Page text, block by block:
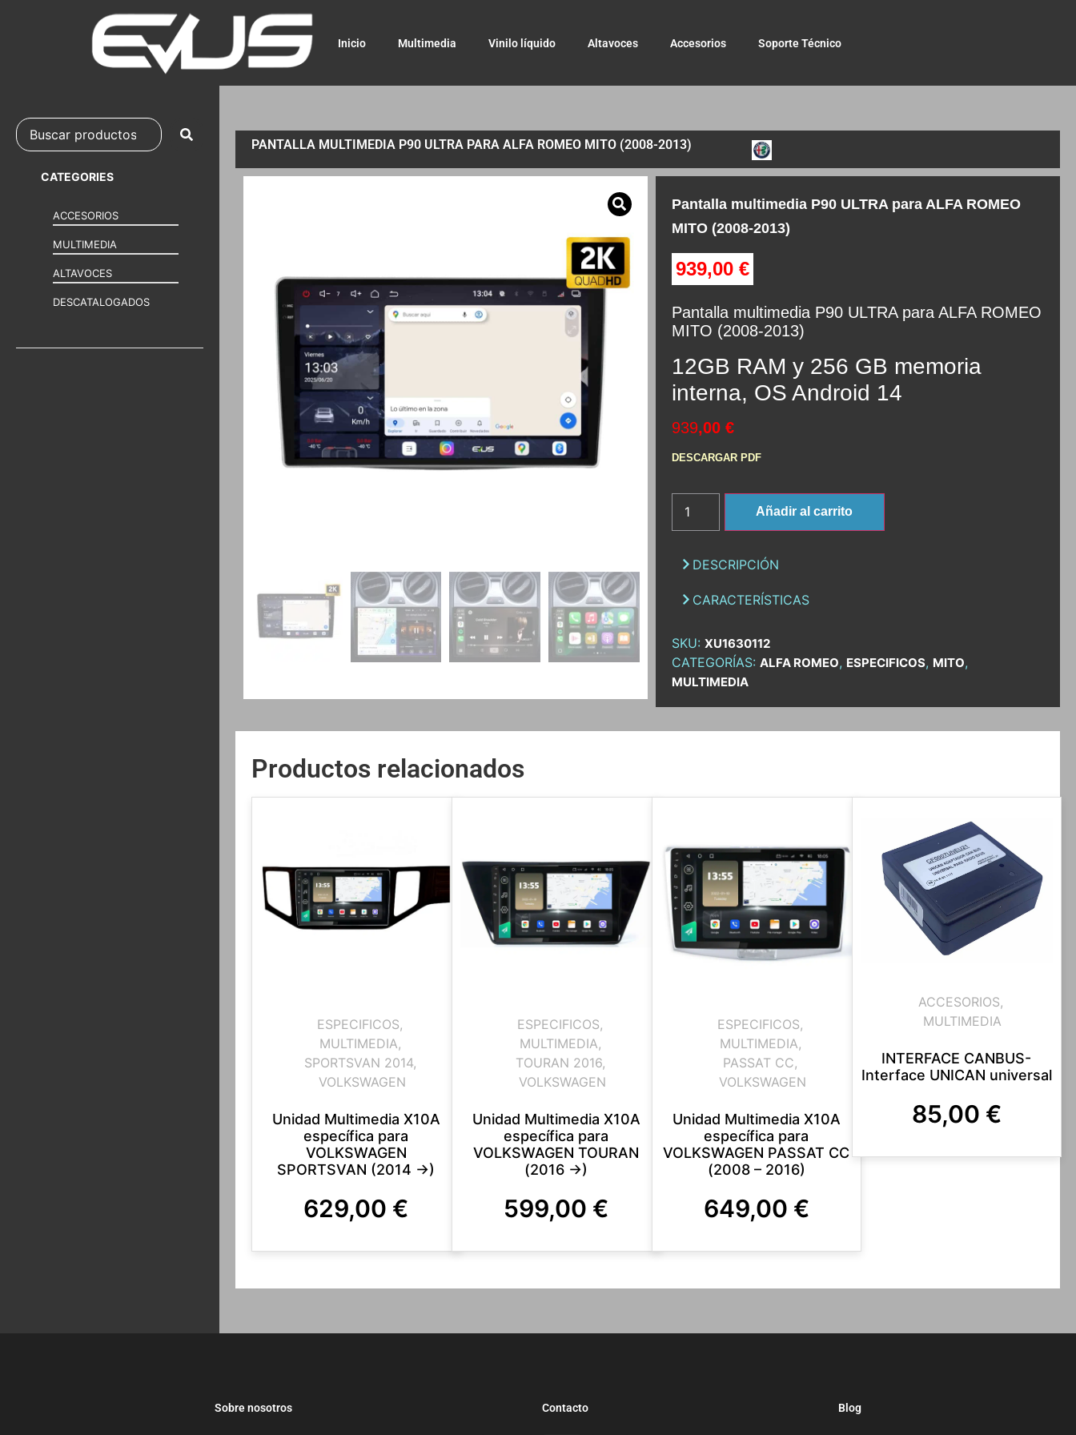
Inicio Multimedia Vinilo líquido Altavoces Accesorios Soporte Técnico
CATEGORIES
ACCESORIOS
MULTIMEDIA
ALTAVOCES
DESCATALOGADOS
PANTALLA MULTIMEDIA P90 ULTRA PARA ALFA ROMEO MITO (2008-2013)
Pantalla multimedia P90 ULTRA para ALFA ROMEO
MITO (2008-2013)
939,00 €
Pantalla multimedia P90 ULTRA para ALFA ROMEO
MITO (2008-2013)
12GB RAM y 256 GB memoria
interna, OS Android 14
939,00 €
DESCARGAR PDF
Añadir al carrito
DESCRIPCIÓN
CARACTERÍSTICAS
SKU: XU1630112
CATEGORÍAS: ALFA ROMEO, ESPECIFICOS, MITO,
MULTIMEDIA
Productos relacionados
ESPECIFICOS,
MULTIMEDIA,
SPORTSVAN 2014,
VOLKSWAGEN
Unidad Multimedia X10A
específica para
VOLKSWAGEN
SPORTSVAN (2014 ->)
629,00 €
ESPECIFICOS,
MULTIMEDIA,
TOURAN 2016,
VOLKSWAGEN
Unidad Multimedia X10A
específica para
VOLKSWAGEN TOURAN
(2016 ->)
599,00 €
ESPECIFICOS,
MULTIMEDIA,
PASSAT CC,
VOLKSWAGEN
Unidad Multimedia X10A
específica para
VOLKSWAGEN PASSAT CC
(2008 – 2016)
649,00 €
ACCESORIOS,
MULTIMEDIA
INTERFACE CANBUS-
Interface UNICAN universal
85,00 €
Sobre nosotros Contacto Blog